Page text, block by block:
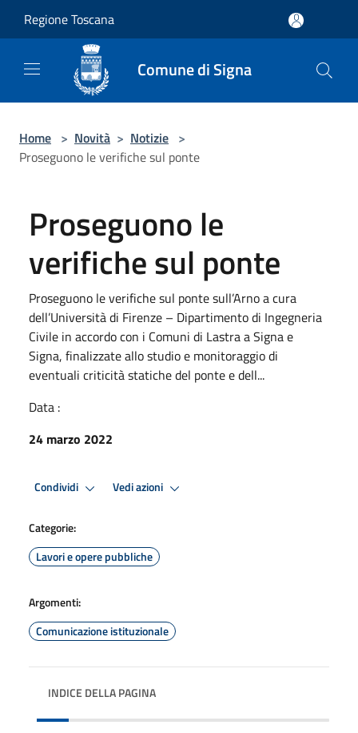
Regione Toscana
Comune di Signa
Home > Novità > Notizie >
Proseguono le verifiche sul ponte
Proseguono le
verifiche sul ponte
Proseguono le verifiche sul ponte sull’Arno a cura
dell’Università di Firenze – Dipartimento di Ingegneria
Civile in accordo con i Comuni di Lastra a Signa e
Signa, finalizzate allo studio e monitoraggio di
eventuali criticità statiche del ponte e dell...
Data :
24 marzo 2022
Condividi Vedi azioni
Categorie:
Lavori e opere pubbliche
Argomenti:
Comunicazione istituzionale
INDICE DELLA PAGINA